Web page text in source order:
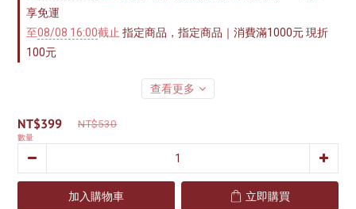
享免運
至08/08 16:00截止 指定商品，指定商品｜消費滿1000元 現折
100元
查看更多
NT$399 NT$530
數量
加入購物車 立即購買